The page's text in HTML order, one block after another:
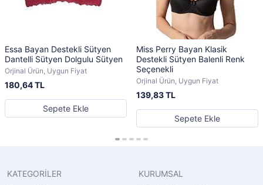
Essa Bayan Destekli Sütyen
Dantelli Sütyen Dolgulu Sütyen
Orjinal Ürün, Uygun Fiyat
180,64 TL
Sepete Ekle
Miss Perry Bayan Klasik
Destekli Sütyen Balenli Renk
Seçenekli
Orjinal Ürün, Uygun Fiyat
139,83 TL
Sepete Ekle
KATEGORİLER
KURUMSAL